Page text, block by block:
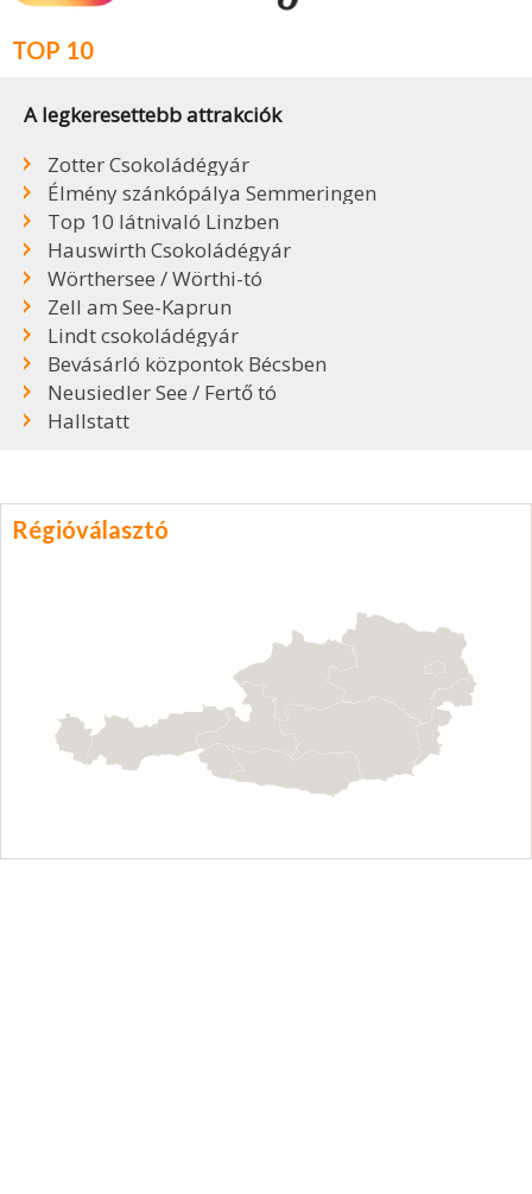
TOP 10
A legkeresettebb attrakciók
Zotter Csokoládégyár
Élmény szánkópálya Semmeringen
Top 10 látnivaló Linzben
Hauswirth Csokoládégyár
Wörthersee / Wörthi-tó
Zell am See-Kaprun
Lindt csokoládégyár
Bevásárló központok Bécsben
Neusiedler See / Fertő tó
Hallstatt
Régióválasztó